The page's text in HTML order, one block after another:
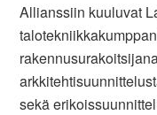
Allianssiin kuuluvat
sekä